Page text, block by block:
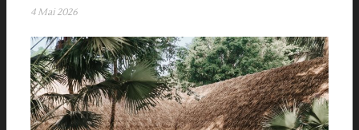
4 Mai 2026